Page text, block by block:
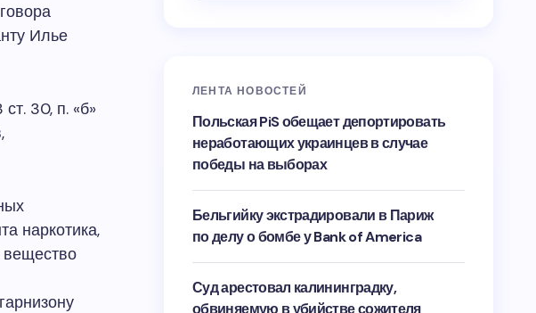
Илье
30, п. «б»
наркотика,
вещество
ЛЕНТА НОВОСТЕЙ
Польская PiS обещает депортировать
неработающих украинцев в случае
победы на выборах
Бельгийку экстрадировали в Париж
по делу о бомбе у Bank of America
Суд арестовал калининградку,
обвиняемую в убийстве сожителя